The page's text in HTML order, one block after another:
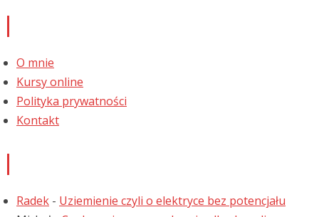
O mnie
Kursy online
Polityka prywatności
Kontakt
Radek - Uziemienie czyli o elektryce bez potencjału